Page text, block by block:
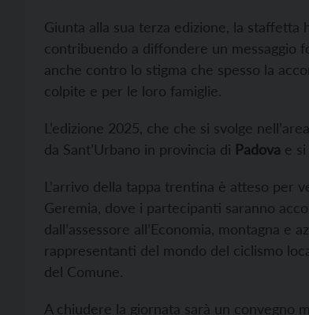
Giunta alla sua terza edizione, la
contribuendo a diffondere un messaggio
anche contro lo stigma che spesso la
colpite e per le loro famiglie.
L’edizione 2025, che che si svolge
da Sant’Urbano in provincia di Padova e
L’arrivo della tappa trentina è atteso per
Geremia, dove i partecipanti saranno
dall’assessore all’Economia, montagna e
rappresentanti del mondo del ciclismo
del Comune.
A chiudere la giornata sarà un convegno